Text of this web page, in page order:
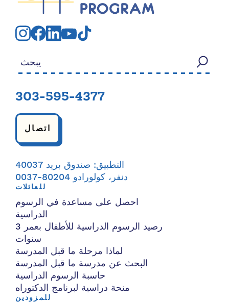
303-595-4377
اتصال
التطبيق: صندوق بريد 40037
دنفر، كولورادو 80204-0037
للعائلات
احصل على مساعدة في الرسوم
الدراسية
رصيد الرسوم الدراسية للأطفال بعمر 3
سنوات
لماذا مرحلة ما قبل المدرسة
البحث عن مدرسة ما قبل المدرسة
حاسبة الرسوم الدراسية
منحة دراسية لبرنامج الدكتوراه
للمزودين